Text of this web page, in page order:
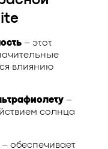
– этот
влиянию
–
солнца
– обеспечивает